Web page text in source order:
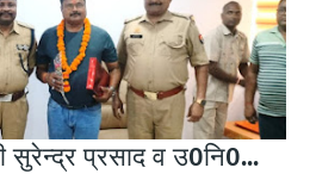
सुरेन्द्र प्रसाद व उ0नि0...